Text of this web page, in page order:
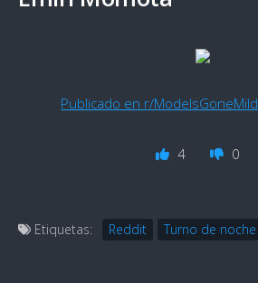
Publicado en r/ModelsGoneMild
4 0
Etiquetas: Reddit Turno de noche